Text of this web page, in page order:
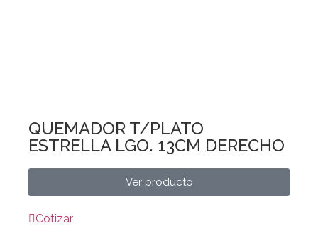
QUEMADOR T/PLATO
ESTRELLA LGO. 13CM DERECHO
Ver producto
Cotizar